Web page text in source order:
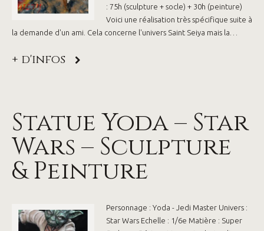
: 75h (sculpture + socle) + 30h (peinture)
Voici une réalisation très spécifique suite à
la demande d'un ami. Cela concerne l'univers Saint Seiya mais la…
+ d'infos
Statue Yoda – Star
Wars – Sculpture
& Peinture
Personnage : Yoda - Jedi Master Univers :
Star Wars Echelle : 1/6e Matière : Super